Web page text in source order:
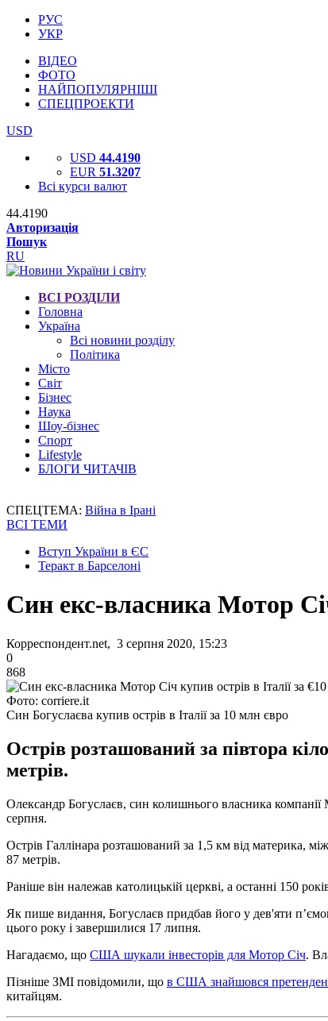
РУС
УКР
ВІДЕО
ФОТО
НАЙПОПУЛЯРНІШІ
СПЕЦПРОЕКТИ
USD
USD 44.4190
EUR 51.3207
Всі курси валют
44.4190
Авторизація
Пошук
RU
ВСІ РОЗДІЛИ
Головна
Україна
Всі новини розділу
Політика
Місто
Світ
Бізнес
Наука
Шоу-бізнес
Спорт
Lifestyle
БЛОГИ ЧИТАЧІВ
СПЕЦТЕМА: Війна в Ірані
ВСІ ТЕМИ
Вступ України в ЄС
Теракт в Барселоні
Син екс-власника Мотор
Корреспондент.net, 3 серпня 2020, 15:23
0
868
Фото: corriere.it
Син Богуслаєва купив острів в Італії за 10 млн євро
Острів розташований за півтора
метрів.
Олександр Богуслаєв, син колишнього власника компанії
серпня.
Острів Галлінара розташований за 1,5 км від материка,
87 метрів.
Раніше він належав католицькій церкві, а останні 150
Як пише видання, Богуслаєв придбав його у дев'яти
цього року і завершилися 17 липня.
Нагадаємо, що США шукали інвесторів для Мотор Січ.
Пізніше ЗМІ повідомили, що в США знайшовся
китайцям.